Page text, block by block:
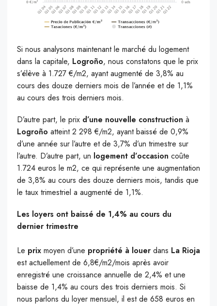
Si nous analysons maintenant le marché du logement
dans la capitale, Logroño, nous constatons que le prix
s’élève à 1.727 €/m2, ayant augmenté de 3,8% au
cours des douze derniers mois de l’année et de 1,1%
au cours des trois derniers mois.
D’autre part, le prix d’une nouvelle construction à
Logroño atteint 2 298 €/m2, ayant baissé de 0,9%
d’une année sur l’autre et de 3,7% d’un trimestre sur
l’autre. D’autre part, un logement d’occasion coûte
1.724 euros le m2, ce qui représente une augmentation
de 3,8% au cours des douze derniers mois, tandis que
le taux trimestriel a augmenté de 1,1%.
Les loyers ont baissé de 1,4% au cours du
dernier trimestre
Le prix moyen d’une propriété à louer dans La Rioja
est actuellement de 6,8€/m2/mois après avoir
enregistré une croissance annuelle de 2,4% et une
baisse de 1,4% au cours des trois derniers mois. Si
nous parlons du loyer mensuel, il est de 658 euros en